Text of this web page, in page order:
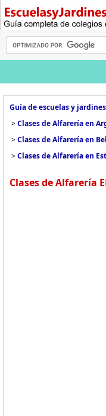
Guía de escuelas y
>Clases de Alfarería en
>Clases de Alfarería en
>Clases de Alfarería en
Clases de Alfarería